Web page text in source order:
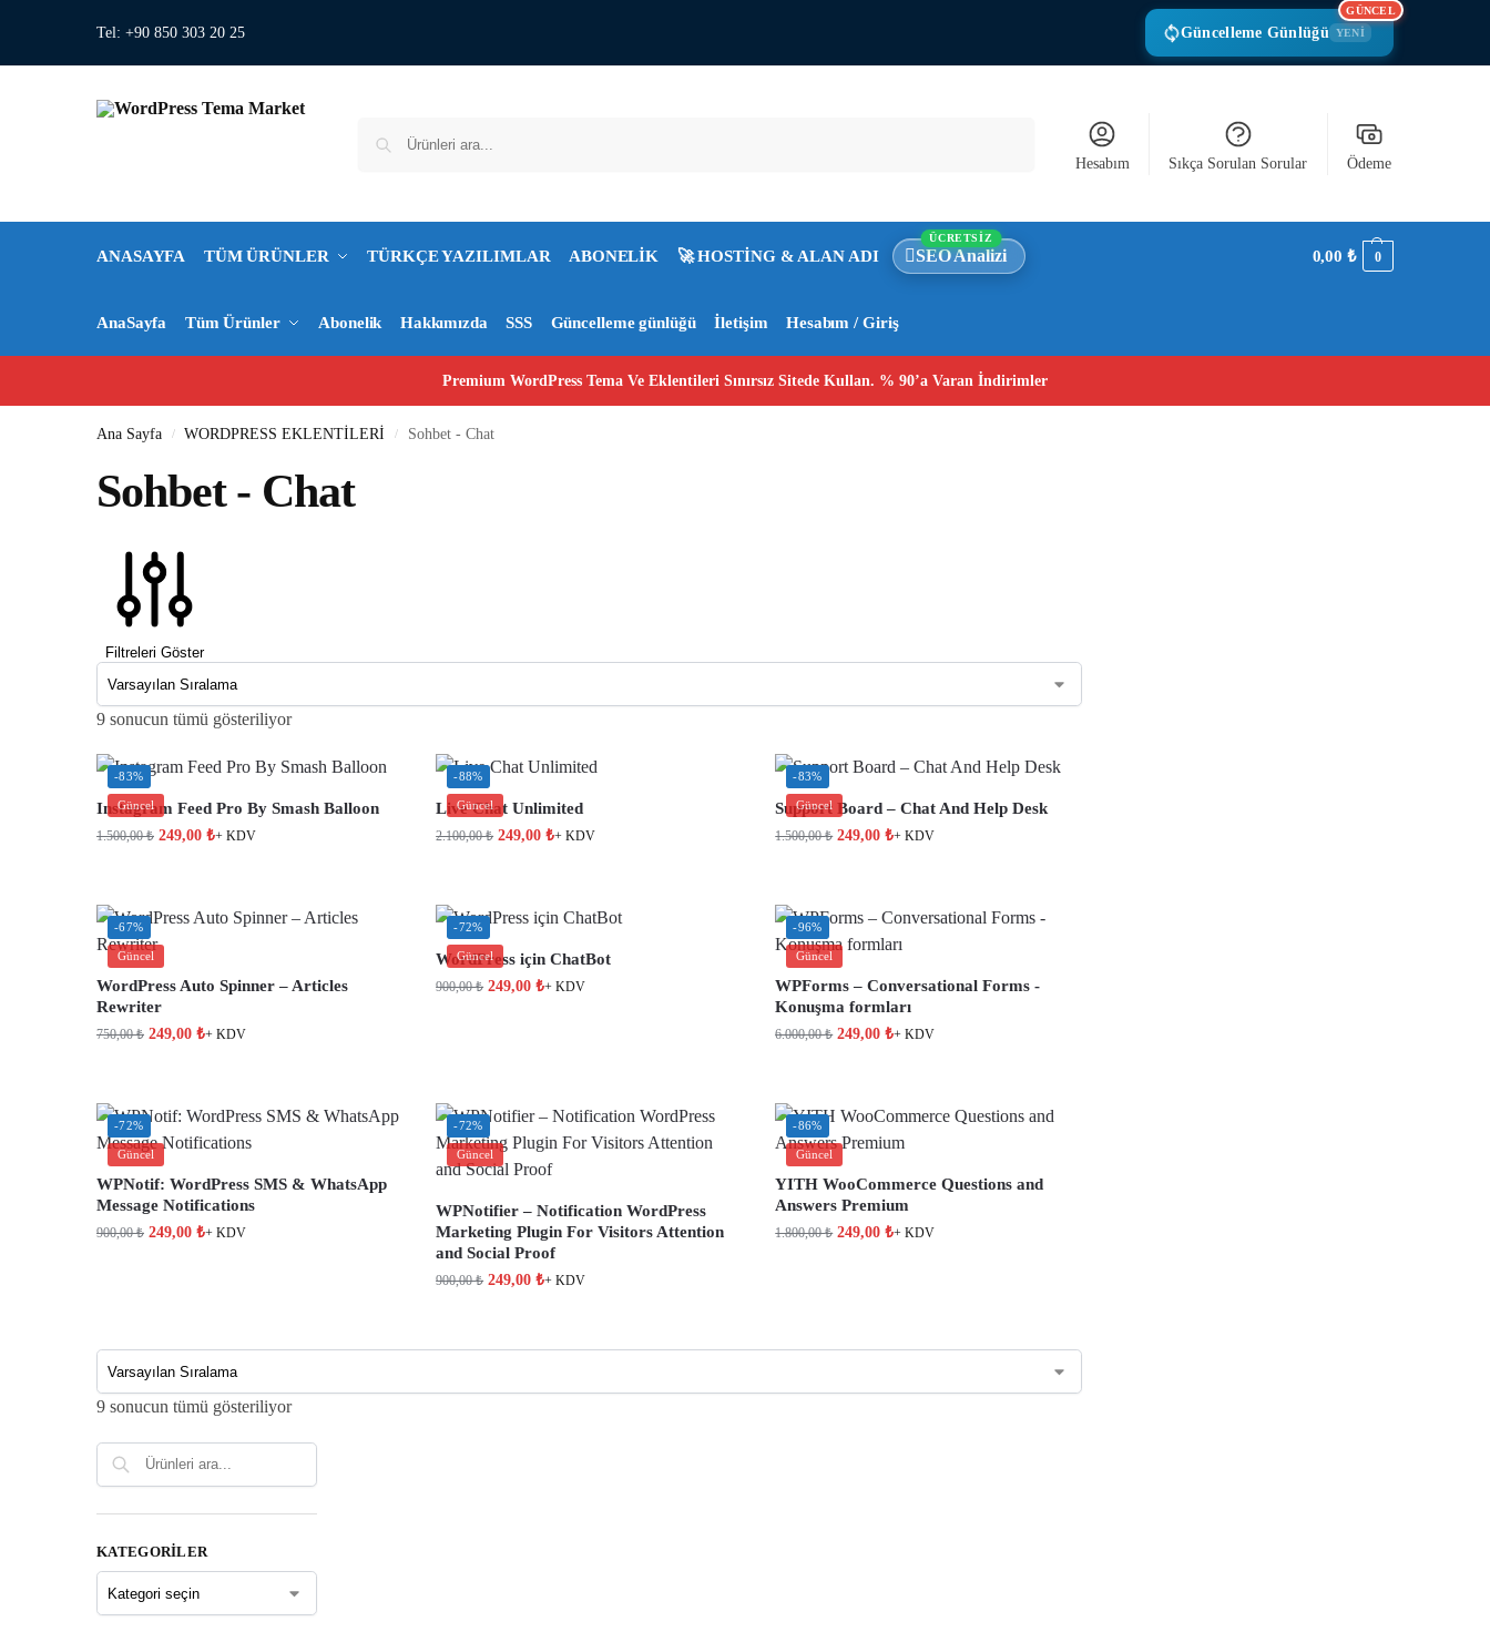
Tel: +90 850 303 20 25 Güncelleme Günlüğü YENİ
GÜNCEL
Hesabım Sıkça Sorulan Sorular Ödeme
ANASAYFA TÜM ÜRÜNLER TÜRKÇE YAZILIMLAR ABONELİK 🚀 HOSTİNG & ALAN ADI SEO Analizi
ÜCRETSİZ
AnaSayfa Tüm Ürünler Abonelik Hakkımızda SSS Güncelleme günlüğü İletişim Hesabım / Giriş
0,00₺ 0
Premium WordPress Tema Ve Eklentileri Sınırsız Sitede Kullan. % 90’a Varan İndirimler
Ana Sayfa / WORDPRESS EKLENTİLERİ / Sohbet - Chat
Sohbet - Chat
Filtreleri Göster
9 sonucun tümü gösteriliyor
-83%
Güncel
Instagram Feed Pro By Smash Balloon
1.500,00₺ 249,00 ₺+ KDV
-88%
Güncel
Live Chat Unlimited
2.100,00₺ 249,00₺+ KDV
-83%
Güncel
Support Board – Chat And Help Desk
1.500,00₺ 249,00₺+ KDV
-67%
Güncel
WordPress Auto Spinner – Articles
Rewriter
750,00₺ 249,00 ₺+ KDV
-72%
Güncel
WordPress için ChatBot
900,00₺ 249,00₺+ KDV
-96%
Güncel
WPForms – Conversational Forms -
Konuşma formları
6.000,00₺ 249,00₺+ KDV
-72%
Güncel
WPNotif: WordPress SMS & WhatsApp
Message Notifications
900,00₺ 249,00 ₺+ KDV
-72%
Güncel
WPNotifier – Notification WordPress
Marketing Plugin For Visitors Attention
and Social Proof
900,00₺ 249,00₺+ KDV
-86%
Güncel
YITH WooCommerce Questions and
Answers Premium
1.800,00₺ 249,00₺+ KDV
9 sonucun tümü gösteriliyor
KATEGORILER